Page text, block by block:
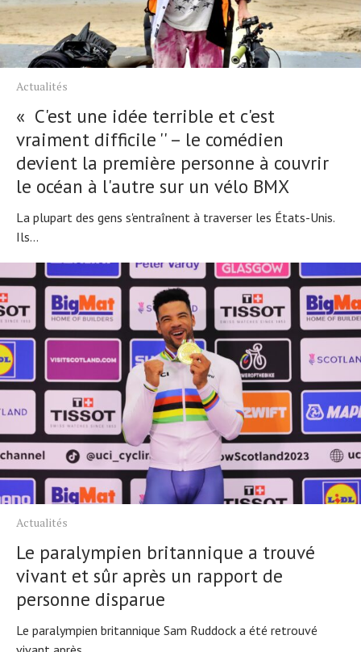
Actualités
« C'est une idée terrible et c'est
vraiment difficile '' – le comédien
devient la première personne à couvrir
le océan à l'autre sur un vélo BMX
La plupart des gens s'entraînent à traverser les États-Unis.
Ils...
Actualités
Le paralympien britannique a trouvé
vivant et sûr après un rapport de
personne disparue
Le paralympien britannique Sam Ruddock a été retrouvé